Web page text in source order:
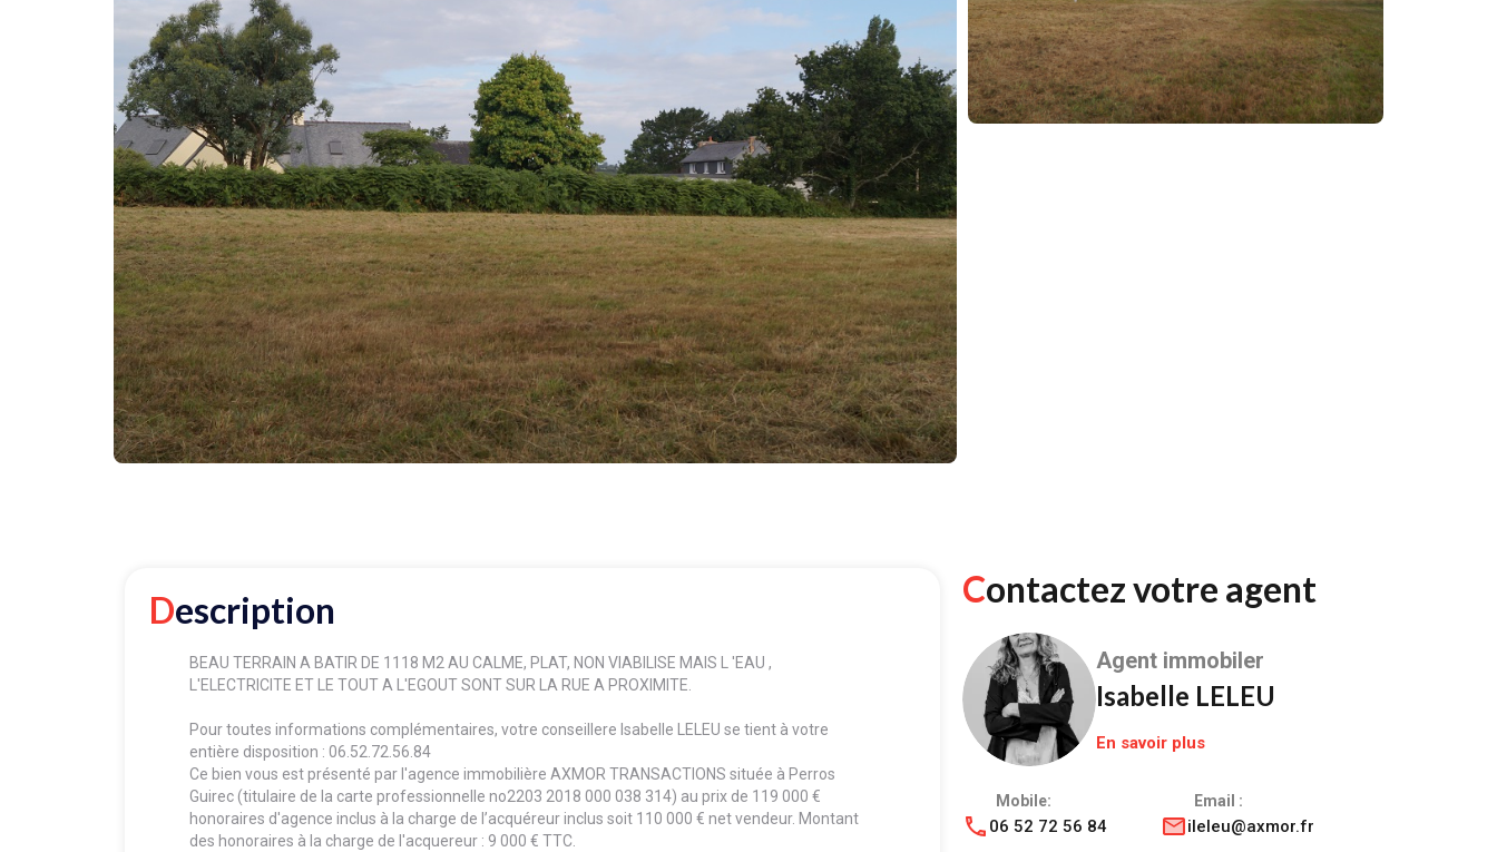
Description
BEAU TERRAIN A BATIR DE 1118 M2 AU CALME, PLAT, NON VIABILISE MAIS L 'EAU ,
L'ELECTRICITE ET LE TOUT A L'EGOUT SONT SUR LA RUE A PROXIMITE.
Pour toutes informations complémentaires, votre conseillere Isabelle LELEU se tient à votre
entière disposition : 06.52.72.56.84
Ce bien vous est présenté par l'agence immobilière AXMOR TRANSACTIONS située à Perros
Guirec (titulaire de la carte professionnelle no2203 2018 000 038 314) au prix de 119 000 €
honoraires d'agence inclus à la charge de l’acquéreur inclus soit 110 000 € net vendeur. Montant
des honoraires à la charge de l'acquereur : 9 000 € TTC.
Contactez votre agent
Agent immobiler
Isabelle LELEU
En savoir plus
Mobile:
06 52 72 56 84
Email :
ileleu@axmor.fr